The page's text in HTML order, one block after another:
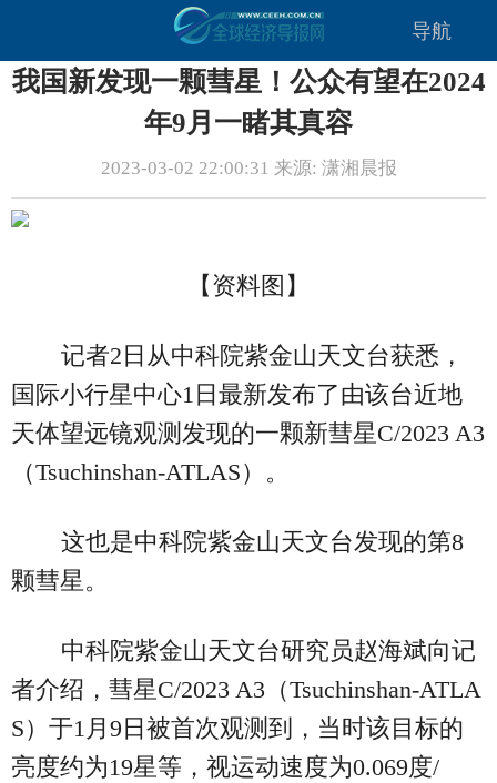
导航
我国新发现一颗彗星！公众有望在2024
年9月一睹其真容
2023-03-02 22:00:31 来源: 潇湘晨报
【资料图】
记者2日从中科院紫金山天文台获悉，
国际小行星中心1日最新发布了由该台近地
天体望远镜观测发现的一颗新彗星C/2023 A3
（Tsuchinshan-ATLAS）。
这也是中科院紫金山天文台发现的第8
颗彗星。
中科院紫金山天文台研究员赵海斌向记
者介绍，彗星C/2023 A3（Tsuchinshan-ATLA
S）于1月9日被首次观测到，当时该目标的
亮度约为19星等，视运动速度为0.069度/